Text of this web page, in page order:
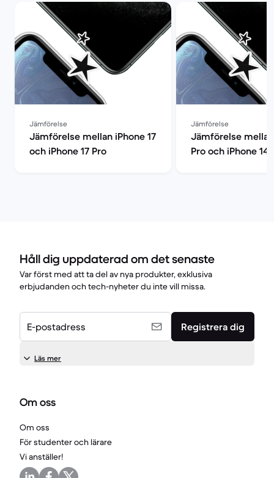
Jämförelse
Jämförelse mellan iPhone 17
och iPhone 17 Pro
Jämförelse
Jämförelse mellan
Pro och iPhone 14
Håll dig uppdaterad om det senaste
Var först med att ta del av nya produkter, exklusiva
erbjudanden och tech-nyheter du inte vill missa.
E-postadress Registrera dig
Läs mer
Om oss
Om oss
För studenter och lärare
Vi anställer!